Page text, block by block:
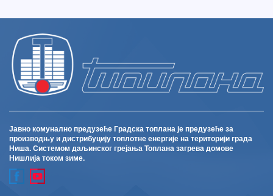
Јавно комунално предузеће Градска топлана је предузеће за
производњу и дистрибуцију топлотне енергије на територији града
Ниша. Системом даљинског грејања Топлана загрева домове
Нишлија током зиме.